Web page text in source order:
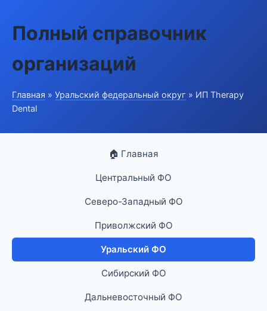
Полный справочник
организаций
Главная » Уральский федеральный округ » ИП Therapy
Dental
🏠 Главная
Центральный ФО
Северо-Западный ФО
Приволжский ФО
Уральский ФО
Сибирский ФО
Дальневосточный ФО